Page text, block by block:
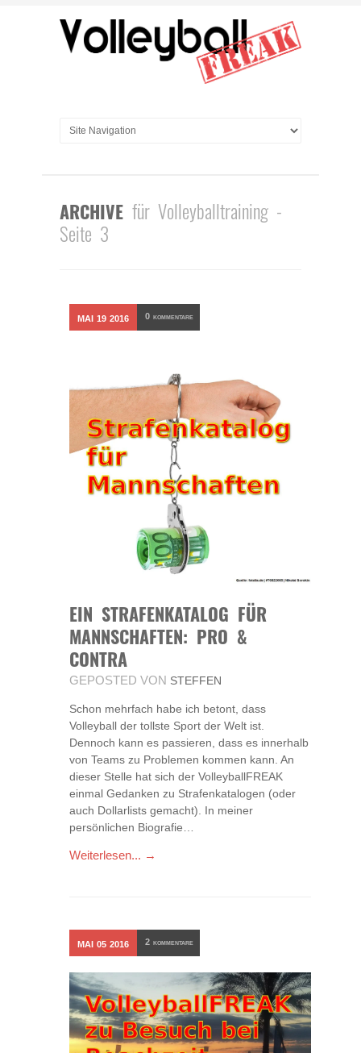
ARCHIVE für Volleyballtraining -
Seite 3
MAI 19 2016 0 KOMMENTARE
EIN STRAFENKATALOG FÜR
MANNSCHAFTEN: PRO &
CONTRA
GEPOSTED VON STEFFEN
Schon mehrfach habe ich betont, dass
Volleyball der tollste Sport der Welt ist.
Dennoch kann es passieren, dass es innerhalb
von Teams zu Problemen kommen kann. An
dieser Stelle hat sich der VolleyballFREAK
einmal Gedanken zu Strafenkatalogen (oder
auch Dollarlists gemacht). In meiner
persönlichen Biografie…
Weiterlesen... →
MAI 05 2016 2 KOMMENTARE